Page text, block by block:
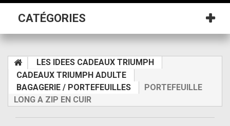
CATÉGORIES
LES IDEES CADEAUX TRIUMPH
CADEAUX TRIUMPH ADULTE
BAGAGERIE / PORTEFEUILLES
PORTEFEUILLE
LONG A ZIP EN CUIR